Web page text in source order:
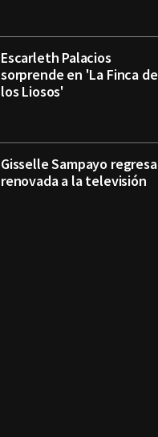
Escarleth Palacios
sorprende en 'La Finca de
los Liosos'
Gisselle Sampayo regresa
renovada a la televisión